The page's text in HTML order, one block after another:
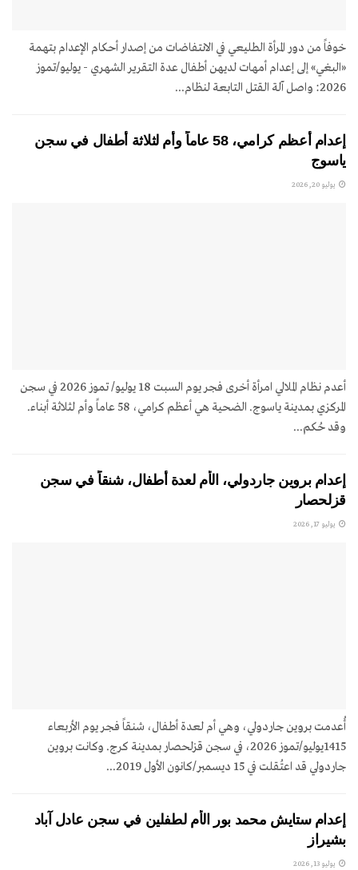
خوفاً من دور المرأة الطليعي في الانتفاضات من إصدار أحكام الإعدام بتهمة
«البغي» إلى إعدام أمهات لديهن أطفال عدة التقرير الشهري - يوليو/تموز
2026: واصل آلة القتل التابعة لنظام...
إعدام أعظم كرامي، 58 عاماً وأم لثلاثة أطفال في سجن
ياسوج
يوليو 20, 2026
أعدم نظام الملالي امرأة أخرى فجر يوم السبت 18 يوليو/ تموز 2026 في سجن
المركزي بمدينة ياسوج. الضحية هي أعظم كرامي، 58 عاماً وأم لثلاثة أبناء.
وقد حُكم...
إعدام بروين جاردولي، الأم لعدة أطفال، شنقاً في سجن
قزلحصار
يوليو 17, 2026
أُعدمت بروين جاردولي، وهي أم لعدة أطفال، شنقاً فجر يوم الأربعاء
1415يوليو/تموز 2026، في سجن قزلحصار بمدينة كرج. وكانت بروين
جاردولي قد اعتُقلت في 15 ديسمبر/كانون الأول 2019...
إعدام ستايش محمد بور الأم لطفلين في سجن عادل آباد
بشيراز
يوليو 13, 2026